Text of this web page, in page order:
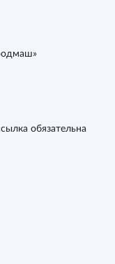
обязательна